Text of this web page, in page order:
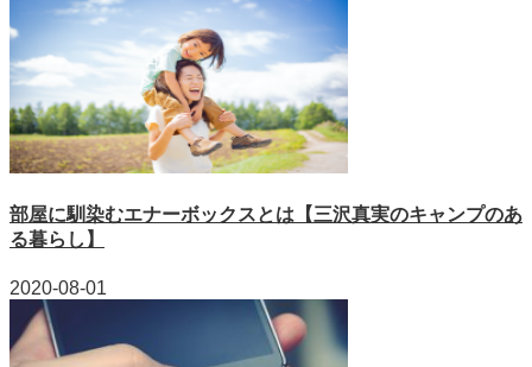
部屋に馴染むエナーボックスとは【三沢真実のキャンプのあ
る暮らし】
2020-08-01